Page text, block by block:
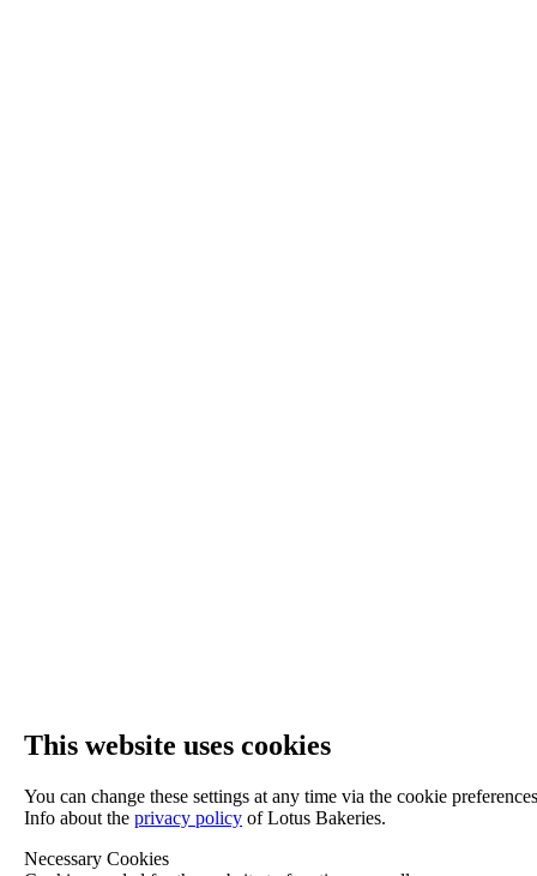
This website uses cookies
You can change these settings at any time via the cookie
Info about theprivacy policy of Lotus Bakeries.
Necessary Cookies